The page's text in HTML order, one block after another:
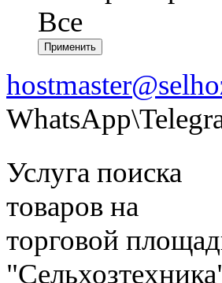
Все
Услуга поиска
товаров на
торговой